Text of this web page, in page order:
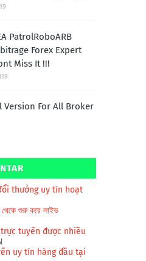
PatrolRoboARB
Forex Expert
Miss It !!!
Version For All Broker
thưởng uy tín hoạt
থেকে শুরু করে লাইভ
tuyến được nhiều
uy tín hàng đầu tại